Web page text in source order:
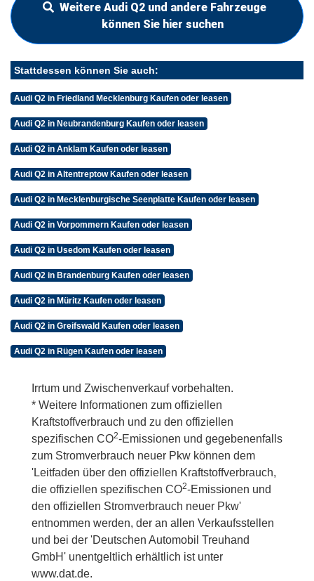
Weitere Audi Q2 und andere Fahrzeuge
können Sie hier suchen
Stattdessen können Sie auch:
Audi Q2 in Friedland Mecklenburg Kaufen oder leasen
Audi Q2 in Neubrandenburg Kaufen oder leasen
Audi Q2 in Anklam Kaufen oder leasen
Audi Q2 in Altentreptow Kaufen oder leasen
Audi Q2 in Mecklenburgische Seenplatte Kaufen oder leasen
Audi Q2 in Vorpommern Kaufen oder leasen
Audi Q2 in Usedom Kaufen oder leasen
Audi Q2 in Brandenburg Kaufen oder leasen
Audi Q2 in Müritz Kaufen oder leasen
Audi Q2 in Greifswald Kaufen oder leasen
Audi Q2 in Rügen Kaufen oder leasen
Irrtum und Zwischenverkauf vorbehalten.
* Weitere Informationen zum offiziellen
Kraftstoffverbrauch und zu den offiziellen
spezifischen CO2-Emissionen und gegebenenfalls
zum Stromverbrauch neuer Pkw können dem
'Leitfaden über den offiziellen Kraftstoffverbrauch,
die offiziellen spezifischen CO2-Emissionen und
den offiziellen Stromverbrauch neuer Pkw'
entnommen werden, der an allen Verkaufsstellen
und bei der 'Deutschen Automobil Treuhand
GmbH' unentgeltlich erhältlich ist unter
www.dat.de.